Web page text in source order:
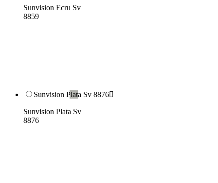
Sunvision Ecru Sv
8859
Sunvision Plata Sv 8876
Sunvision Plata Sv
8876